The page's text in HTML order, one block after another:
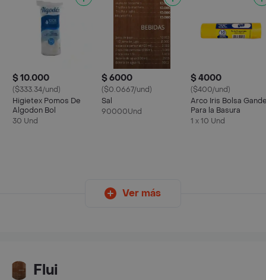
$ 10.000
($333.34/und)
Higietex Pomos De
Algodon Bol
30 Und
$ 6000
($0.0667/und)
Sal
90000Und
$ 4000
($400/und)
Arco Iris Bolsa
Para la Basura
1 x 10 Und
Ver más
Flui